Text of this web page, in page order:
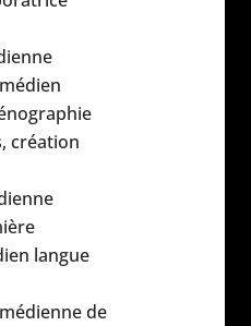
création
langue
de